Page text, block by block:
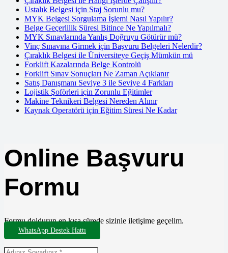
Ustalık Belgesi için Staj Sorunlu mu?
MYK Belgesi Sorgulama İşlemi Nasıl Yapılır?
Belge Geçerlilik Süresi Bitince Ne Yapılmalı?
MYK Sınavlarında Yanlış Doğruyu Götürür mü?
Vinç Sınavına Girmek için Başvuru Belgeleri Nelerdir?
Çıraklık Belgesi ile Üniversiteye Geçiş Mümkün mü
Forklift Kazalarında Belge Kontrolü
Forklift Sınav Sonuçları Ne Zaman Açıklanır
Satış Danışmanı Seviye 3 ile Seviye 4 Farkları
Lojistik Şoförleri için Zorunlu Eğitimler
Makine Teknikeri Belgesi Nereden Alınır
Kaynak Operatörü için Eğitim Süresi Ne Kadar
Online Başvuru
Formu
Formu doldurun en kısa sürede sizinle iletişime geçelim.
WhatsApp Destek Hattı